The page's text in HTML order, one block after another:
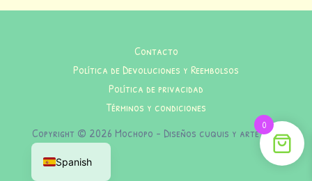
Contacto
Política de Devoluciones y Reembolsos
Política de privacidad
Términos y condiciones
Copyright © 2026 Mochopo - Diseños cuquis y arte indie
0
Spanish